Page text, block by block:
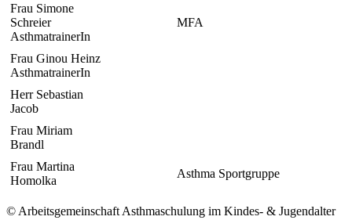
Frau Simone
Schreier
AsthmatrainerIn
MFA
Frau Ginou Heinz
AsthmatrainerIn
Herr Sebastian
Jacob
Frau Miriam
Brandl
Frau Martina
Homolka
Asthma Sportgruppe
© Arbeitsgemeinschaft Asthmaschulung im Kindes- & Jugendalter